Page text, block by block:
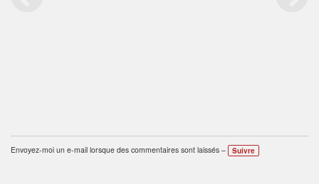
Envoyez-moi un e-mail lorsque des commentaires sont laissés – Suivre